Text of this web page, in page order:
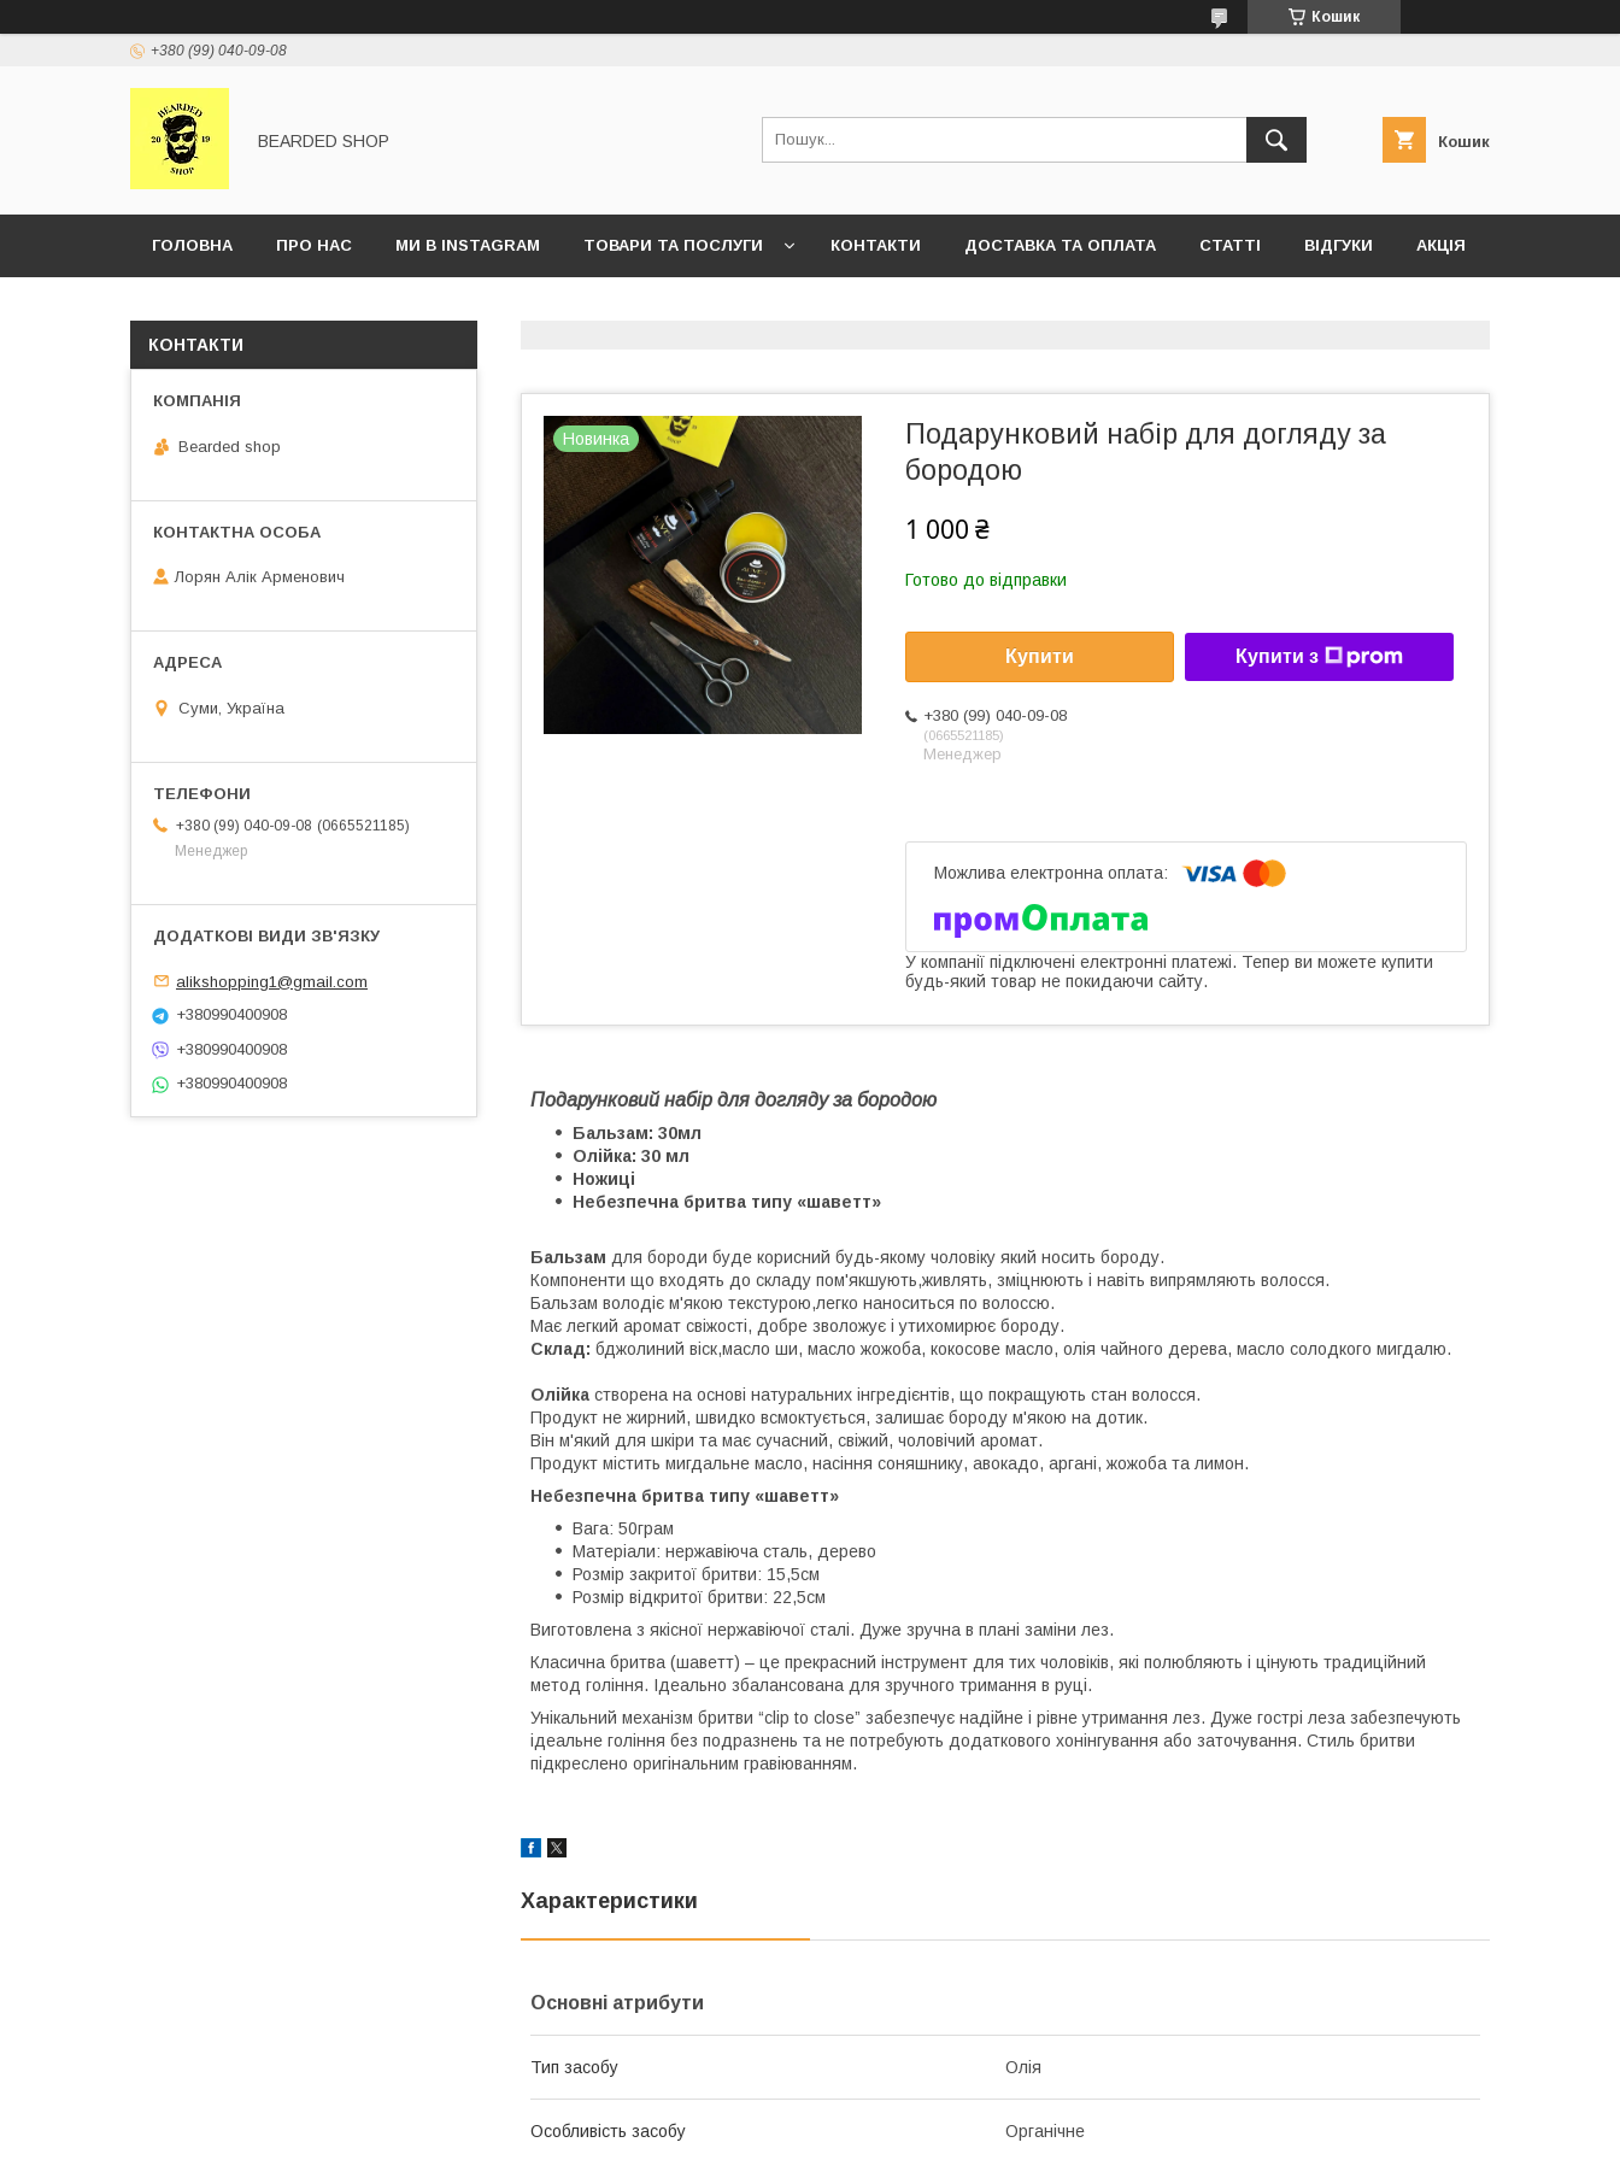
Кошик
+380 (99) 040-09-08
BEARDED SHOP Кошик
ГОЛОВНА ПРО НАС МИ В INSTAGRAM ТОВАРИ ТА ПОСЛУГИ КОНТАКТИ ДОСТАВКА ТА ОПЛАТА СТАТТІ ВІДГУКИ АКЦІЯ
Новинка
Подарунковий набір для догляду за
бородою
1 000 ₴
Готово до відправки
Купити Купити з
+380 (99) 040-09-08
0665521185
Менеджер
У компанії підключені електронні платежі. Тепер ви можете купити
будь-який товар не покидаючи сайту.
Подарунковий набір для догляду за бородою
Бальзам: 30мл
Олійка: 30 мл
Ножиці
Небезпечна бритва типу «шаветт»
Бальзам для бороди буде корисний будь-якому чоловіку який носить бороду.
Компоненти що входять до складу пом'якшують,живлять, зміцнюють і навіть випрямляють волосся.
Бальзам володіє м'якою текстурою,легко наноситься по волоссю.
Має легкий аромат свіжості, добре зволожує і утихомирює бороду.
Склад: бджолиний віск,масло ши, масло жожоба, кокосове масло, олія чайного дерева, масло солодкого мигдалю.
Олійка створена на основі натуральних інгредієнтів, що покращують стан волосся.
Продукт не жирний, швидко всмоктується, залишає бороду м'якою на дотик.
Він м'який для шкіри та має сучасний, свіжий, чоловічий аромат.
Продукт містить мигдальне масло, насіння соняшнику, авокадо, аргані, жожоба та лимон.
Небезпечна бритва типу «шаветт»
Вага: 50грам
Матеріали: нержавіюча сталь, дерево
Розмір закритої бритви: 15,5см
Розмір відкритої бритви: 22,5см
Виготовлена з якісної нержавіючої сталі. Дуже зручна в плані заміни лез.
Класична бритва (шаветт) – це прекрасний інструмент для тих чоловіків, які полюбляють і цінують традиційний
метод гоління. Ідеально збалансована для зручного тримання в руці.
Унікальний механізм бритви “clip to close” забезпечує надійне і рівне утримання лез. Дуже гострі леза забезпечують
ідеальне гоління без подразнень та не потребують додаткового хонінгування або заточування. Стиль бритви
підкреслено оригінальним гравіюванням.
Характеристики
Основні атрибути
Тип засобу Олія
Особливість засобу Органічне
КОНТАКТИ
Bearded shop
Лорян Алік Арменович
Суми, Україна
+380 (99) 040-09-08
0665521185
Менеджер
alikshopping1@gmail.com
+380990400908
+380990400908
+380990400908